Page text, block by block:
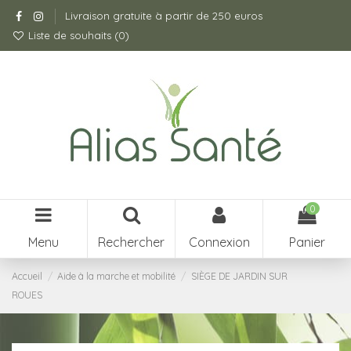
Livraison gratuite à partir de 250 euros
Liste de souhaits (0)
Menu Rechercher Connexion
0
Panier
Accueil Aide à la marche et mobilité
SIÈGE DE JARDIN SUR
ROUES